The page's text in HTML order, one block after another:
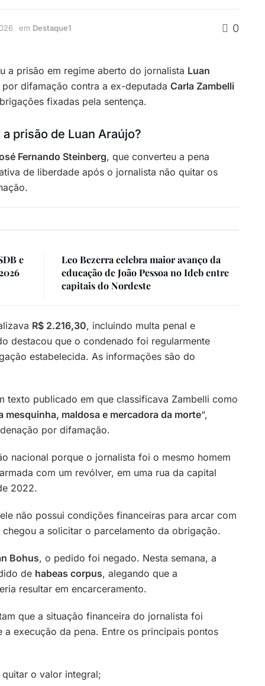
em Destaque1 0
a prisão em regime aberto do jornalista Luan
difamação contra a ex-deputada Carla Zambelli
fixadas pela sentença.
prisão de Luan Araújo?
Fernando Steinberg, que converteu a pena
de liberdade após o jornalista não quitar os
e
Leo Bezerra celebra maior avanço da
educação de João Pessoa no Ideb entre
capitais do Nordeste
R$ 2.216,30, incluindo multa penal e
destacou que o condenado foi regularmente
estabelecida. As informações são do
texto publicado em que classificava Zambelli como
mesquinha, maldosa e mercadora da morte“,
por difamação.
nacional porque o jornalista foi o mesmo homem
com um revólver, em uma rua da capital
2022.
não possui condições financeiras para arcar com
a solicitar o parcelamento da obrigação.
Bohus, o pedido foi negado. Nesta semana, a
de habeas corpus, alegando que a
resultar em encarceramento.
que a situação financeira do jornalista foi
execução da pena. Entre os principais pontos
o valor integral;